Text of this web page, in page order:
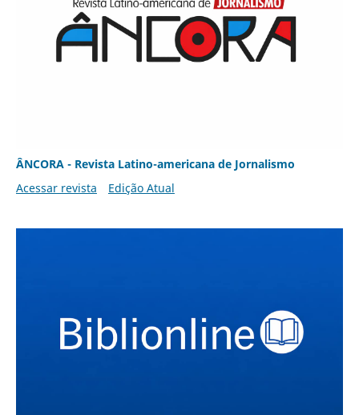
ÂNCORA - Revista Latino-americana de Jornalismo
Acessar revista
Edição Atual